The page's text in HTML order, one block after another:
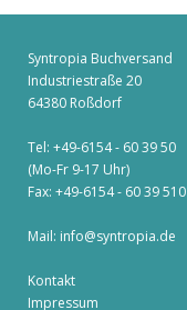
Syntropia Buchversand
Industriestraße 20
64380 Roßdorf
Tel: +49-6154 - 60 39 50
(Mo-Fr 9-17 Uhr)
Fax: +49-6154 - 60 39 510
Mail: info@syntropia.de
Kontakt
Impressum